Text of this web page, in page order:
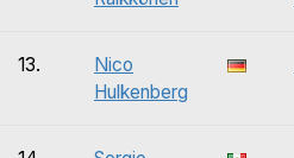
13.
Nico
Hulkenberg